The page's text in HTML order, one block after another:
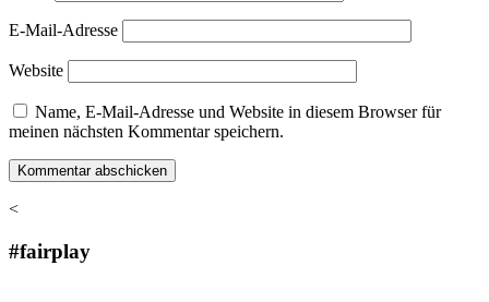
E-Mail-Adresse
Website
Name, E-Mail-Adresse und Website in diesem Browser für
meinen nächsten Kommentar speichern.
<
#fairplay